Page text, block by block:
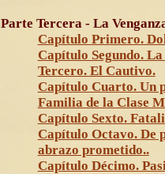
Parte Tercera - La
Capítulo Primero.
Capítulo Segundo.
Tercero. El Cautivo.
Capítulo Cuarto. Un
Familia de la Clase
Capítulo Sexto.
Capítulo Octavo. De
abrazo prometido..
Capítulo Décimo.